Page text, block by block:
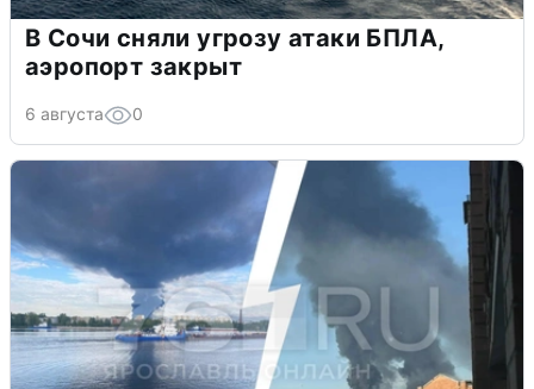
В Сочи сняли угрозу атаки БПЛА,
аэропорт закрыт
6 августа 0